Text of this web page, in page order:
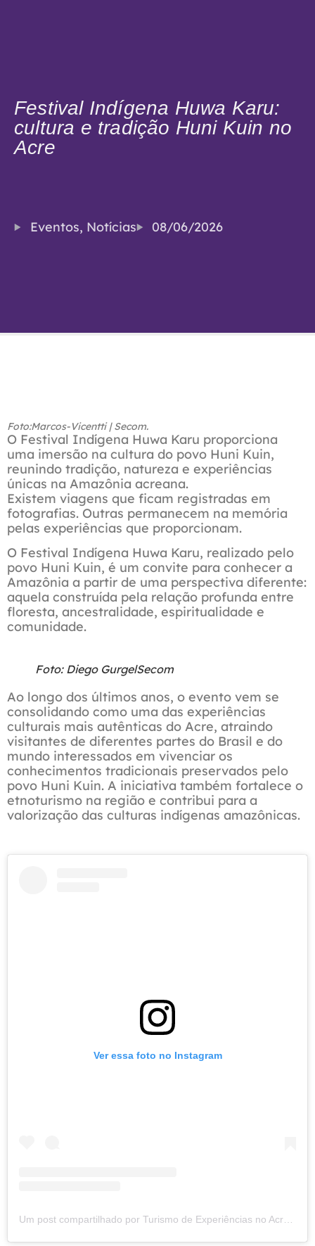
Festival Indígena Huwa Karu:
cultura e tradição Huni Kuin no
Acre
Eventos, Notícias 08/06/2026
Foto:Marcos-Vicentti | Secom.
O Festival Indígena Huwa Karu proporciona
uma imersão na cultura do povo Huni Kuin,
reunindo tradição, natureza e experiências
únicas na Amazônia acreana.
Existem viagens que ficam registradas em
fotografias. Outras permanecem na memória
pelas experiências que proporcionam.
O Festival Indígena Huwa Karu, realizado pelo
povo Huni Kuin, é um convite para conhecer a
Amazônia a partir de uma perspectiva diferente:
aquela construída pela relação profunda entre
floresta, ancestralidade, espiritualidade e
comunidade.
Foto: Diego GurgelSecom
Ao longo dos últimos anos, o evento vem se
consolidando como uma das experiências
culturais mais autênticas do Acre, atraindo
visitantes de diferentes partes do Brasil e do
mundo interessados em vivenciar os
conhecimentos tradicionais preservados pelo
povo Huni Kuin. A iniciativa também fortalece o
etnoturismo na região e contribui para a
valorização das culturas indígenas amazônicas.
Ver essa foto no Instagram